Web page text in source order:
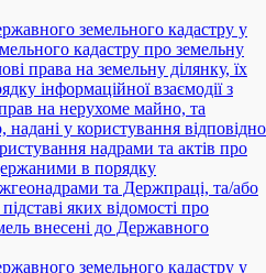
земельного кадастру у
кадастру про земельну
права на земельну ділянку, їх
інформаційної взаємодії з
на нерухоме майно, та
у користування відповідно
надрами та актів про
в порядку
та Держпраці, та/або
яких відомості про
внесені до Державного
земельного кадастру у